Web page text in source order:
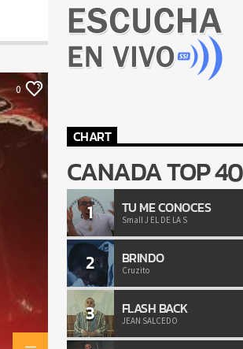
0
CHART
CANADA TOP 40
1 TU ME CONOCES
Small J EL DE LA S
2 BRINDO
Cruzito
3 FLASH BACK
JEAN SALCEDO